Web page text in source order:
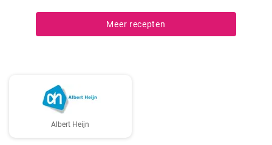
Meer recepten
Albert Heijn